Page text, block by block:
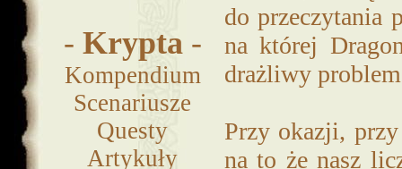
- Krypta -
Kompendium
Scenariusze
Questy
Artykuły
do przeczytania
na której
drażliwy
Przy okazji, przy
na to że nasz